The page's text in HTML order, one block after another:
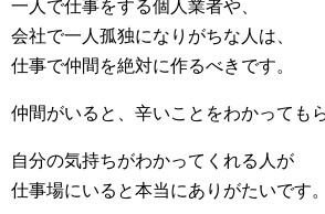
一人で仕事をする個人業者や、
会社で一人孤独になりがちな人は、
仕事で仲間を絶対に作るべきです。
仲間がいると、辛いことをわかっても
自分の気持ちがわかってくれる人が
仕事場にいると本当にありがたいです。